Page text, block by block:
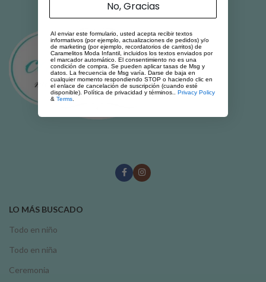
LO MÁS BUSCADO
Todo en niño
Todo en niña
Ceremonia
No, Gracias
Al enviar este formulario, usted acepta recibir textos
informativos (por ejemplo, actualizaciones de pedidos) y/o
de marketing (por ejemplo, recordatorios de carritos) de
Caramelitos Moda Infantil, incluidos los textos enviados por
el marcador automático. El consentimiento no es una
condición de compra. Se pueden aplicar tasas de Msg y
datos. La frecuencia de Msg varía. Darse de baja en
cualquier momento respondiendo STOP o haciendo clic en
el enlace de cancelación de suscripción (cuando esté
disponible). Política de privacidad y términos.. Privacy Policy
& Terms